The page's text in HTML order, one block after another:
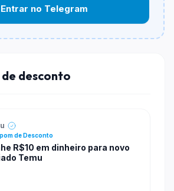
compra é Não exigido ou Não
Entrar no Telegram
de desconto
de Desconto
R$10 em dinheiro para novo
Temu